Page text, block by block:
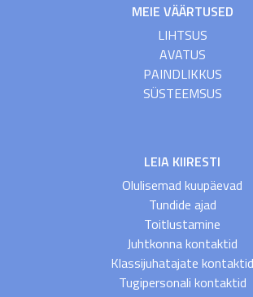
MEIE VÄÄRTUSED
LIHTSUS
AVATUS
PAINDLIKKUS
SÜSTEEMSUS
LEIA KIIRESTI
Olulisemad kuupäevad
Tundide ajad
Toitlustamine
Juhtkonna kontaktid
Klassijuhatajate kontaktid
Tugipersonali kontaktid